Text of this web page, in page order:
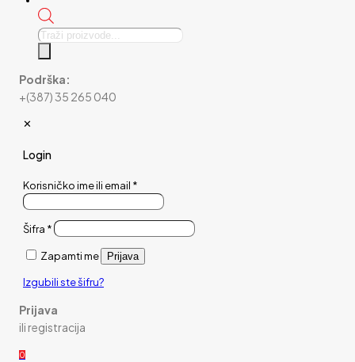
Products
Podrška:
+(387) 35 265 040
✕
Login
Korisničko ime ili email *
Šifra *
Zapamti me Prijava
Izgubili ste šifru?
Prijava
ili registracija
0